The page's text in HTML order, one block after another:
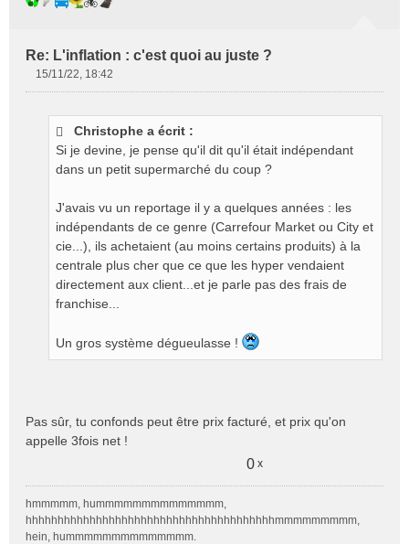
Re: L'inflation : c'est quoi au juste ?
15/11/22, 18:42
Christophe a écrit :
Si je devine, je pense qu'il dit qu'il était indépendant
dans un petit supermarché du coup ?
J'avais vu un reportage il y a quelques années : les
indépendants de ce genre (Carrefour Market ou City et
cie...), ils achetaient (au moins certains produits) à la
centrale plus cher que ce que les hyper vendaient
directement aux client...et je parle pas des frais de
franchise...
Un gros système dégueulasse !
Pas sûr, tu confonds peut être prix facturé, et prix qu'on
appelle 3fois net !
0 x
hmmmmm, hummmmmmmmmmmmmm,
hhhhhhhhhhhhhhhhhhhhhhhhhhhhhhhhhhhhhhhmmmmmmmmm,
hein, hummmmmmmmmmmmmm.